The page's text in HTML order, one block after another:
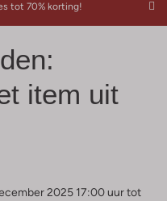
tot 70% korting!
item uit
2025 17:00 uur tot